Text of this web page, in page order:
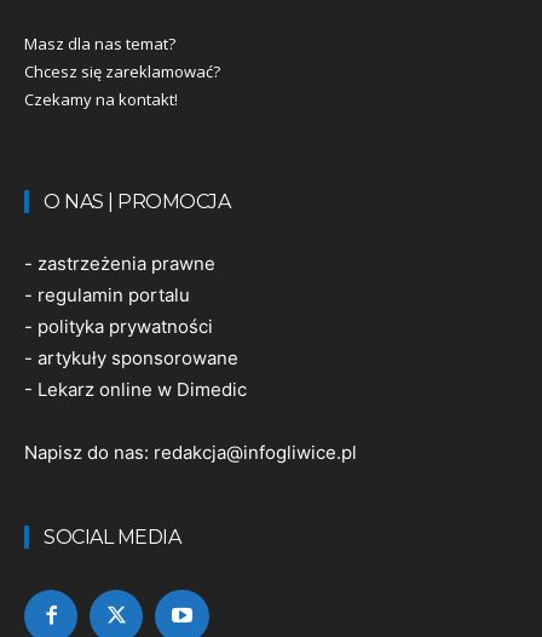
Masz dla nas temat?
Chcesz się zareklamować?
Czekamy na kontakt!
O NAS | PROMOCJA
- zastrzeżenia prawne
- regulamin portalu
- polityka prywatności
- artykuły sponsorowane
- Lekarz online w Dimedic
Napisz do nas: redakcja@infogliwice.pl
SOCIAL MEDIA